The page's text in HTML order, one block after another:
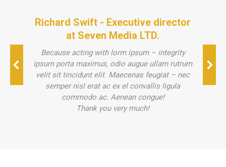
Richard Swift - Executive director
at Seven Media LTD.
Because acting with lorm ipsum – integrity
ipsum porta maximus, odio augue ullam rutrum
velit sit tincidunt elit. Maecenas feugiat – nec
semper nisl erat ac ex el convallis ligula
commodo ac. Aenean congue!
Thank you very much!